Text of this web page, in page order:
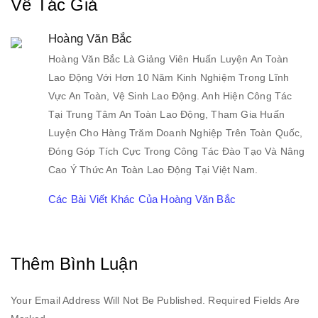
Về Tác Giả
Hoàng Văn Bắc
Hoàng Văn Bắc Là Giảng Viên Huấn Luyện An Toàn
Lao Động Với Hơn 10 Năm Kinh Nghiệm Trong Lĩnh
Vực An Toàn, Vệ Sinh Lao Động. Anh Hiện Công Tác
Tại Trung Tâm An Toàn Lao Động, Tham Gia Huấn
Luyện Cho Hàng Trăm Doanh Nghiệp Trên Toàn Quốc,
Đóng Góp Tích Cực Trong Công Tác Đào Tạo Và Nâng
Cao Ý Thức An Toàn Lao Động Tại Việt Nam.
Các Bài Viết Khác Của Hoàng Văn Bắc
Thêm Bình Luận
Your Email Address Will Not Be Published. Required Fields Are